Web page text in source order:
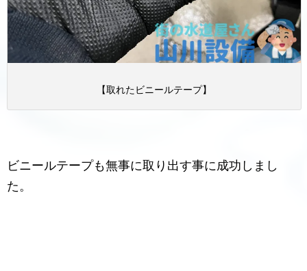
【取れたビニールテープ】
ビニールテープも無事に取り出す事に成功しまし
た。